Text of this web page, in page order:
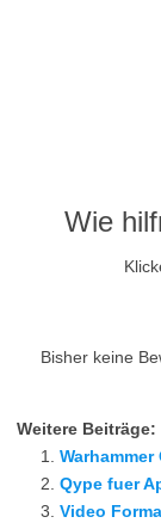
Wie
Bisher keine
Weitere Beiträge:
Warhammer
Qype fuer
Video